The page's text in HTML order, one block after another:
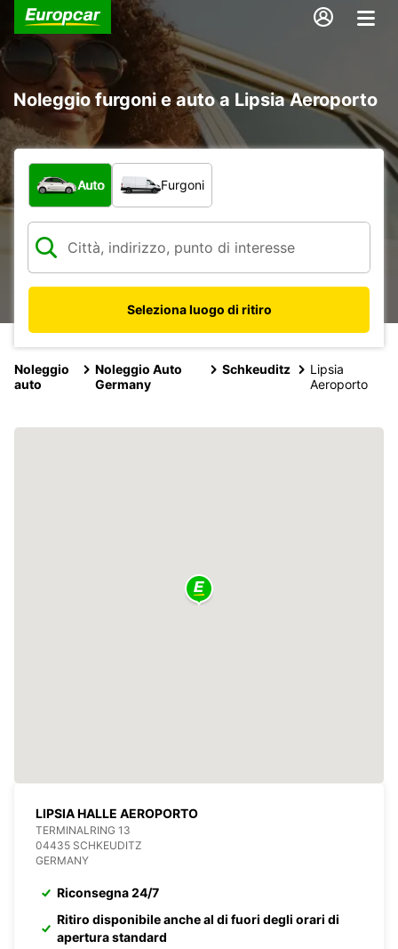
Noleggio furgoni e auto a Lipsia Aeroporto
Scegli la tipologia di veicolo:
Auto Furgoni
Seleziona luogo di ritiro
Noleggio
auto
Noleggio Auto
Germany
Schkeuditz
Lipsia
Aeroporto
LIPSIA HALLE AEROPORTO
TERMINALRING 13
04435 SCHKEUDITZ
GERMANY
Riconsegna 24/7
Ritiro disponibile anche al di fuori degli orari di
apertura standard